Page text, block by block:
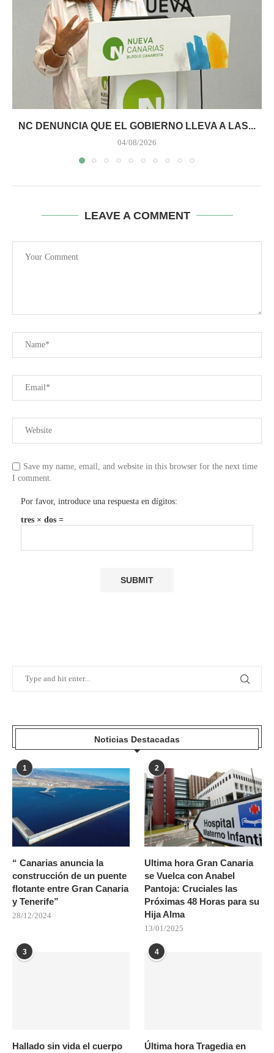
NC DENUNCIA QUE EL GOBIERNO LLEVA A LAS...
04/08/2026
LEAVE A COMMENT
Save my name, email, and website in this browser for the next time
I comment.
Por favor, introduce una respuesta en dígitos:
tres × dos =
Noticias Destacadas
1
“ Canarias anuncia la
construcción de un puente
flotante entre Gran Canaria
y Tenerife”
28/12/2024
2
Ultima hora Gran Canaria
se Vuelca con Anabel
Pantoja: Cruciales las
Próximas 48 Horas para su
Hija Alma
13/01/2025
3
Hallado sin vida el cuerpo
4
Última hora Tragedia en